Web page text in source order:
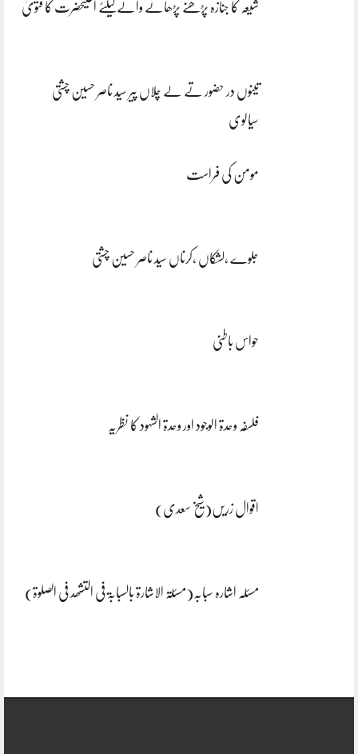
شیعہ کا جنازہ پڑھنے پڑھانے والےکیلئے اعلیٰحضرت کا فتویٰ
تینوں در حضور تے لے چلاں پیر سید ناصر حسین چشتی
سیالوی
مومن کی فراست
جلوے ،لشکاں ،کرناں سید ناصر حسین چشتی
حواس باطنی
فلسفہ وحدۃ الوجود اور وحدۃ الشہود کا نظریہ
اقوال زریں(شیخ سعدی)
مسئلہ اشارہ سبابہ(مسئلۃ الاشارۃ بالسبابۃ فی التشھد فی الصلوۃ)